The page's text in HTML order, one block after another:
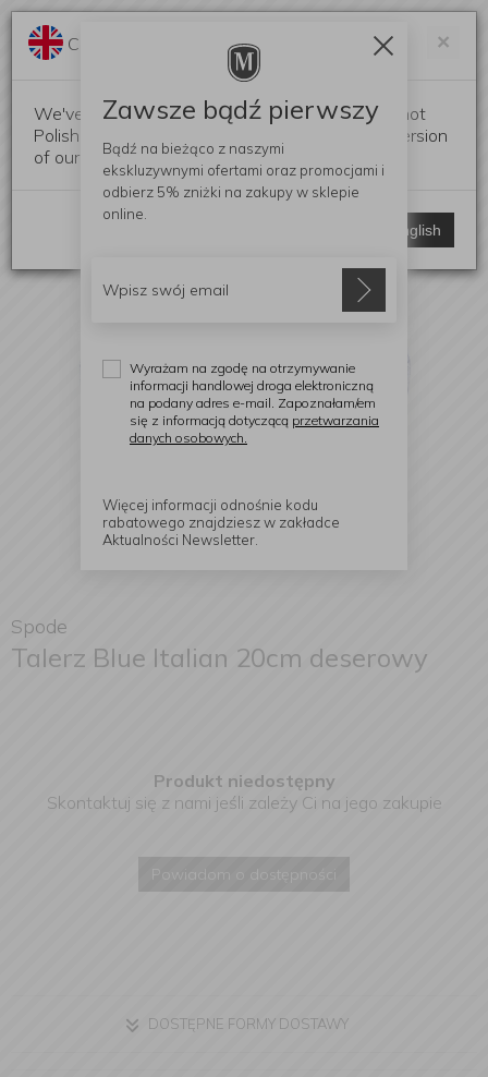
Spode
Talerz Blue Italian 20cm deserowy
Produkt niedostępny
Skontaktuj się z nami jeśli zależy Ci na jego zakupie
Powiadom o dostępności
DOSTĘPNE FORMY DOSTAWY
×
Change language?
We've detected that your browser language is not
Polish. Would you like to switch to the English version
of our website?
Switch to English
Zawsze bądź pierwszy
Bądź na bieżąco z naszymi
ekskluzywnymi ofertami oraz promocjami i
odbierz 5% zniżki na zakupy w sklepie
online.
Wyrażam na zgodę na otrzymywanie
informacji handlowej droga elektroniczną
na podany adres e-mail. Zapoznałam/em
się z informacją dotyczącą przetwarzania
danych osobowych.
Więcej informacji odnośnie kodu
rabatowego znajdziesz w zakładce
Aktualności Newsletter.